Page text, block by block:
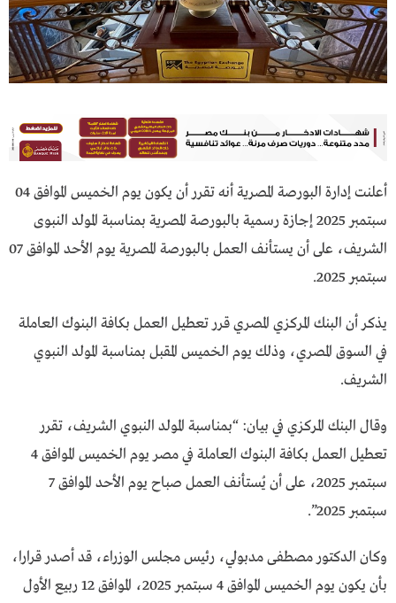
أعلنت إدارة البورصة المصرية أنه تقرر أن يكون يوم الخميس الموافق 04
سبتمبر 2025 إجازة رسمية بالبورصة المصرية بمناسبة المولد النبوى
الشريف، على أن يستأنف العمل بالبورصة المصرية يوم الأحد الموافق 07
سبتمبر 2025.
يذكر أن البنك المركزي المصري قرر تعطيل العمل بكافة البنوك العاملة
في السوق المصري، وذلك يوم الخميس المقبل بمناسبة المولد النبوي
الشريف.
وقال البنك المركزي في بيان: “بمناسبة المولد النبوي الشريف، تقرر
تعطيل العمل بكافة البنوك العاملة في مصر يوم الخميس الموافق 4
سبتمبر 2025، على أن يُستأنف العمل صباح يوم الأحد الموافق 7
سبتمبر 2025”.
وكان الدكتور مصطفى مدبولي، رئيس مجلس الوزراء، قد أصدر قرارا،
بأن يكون يوم الخميس الموافق 4 سبتمبر 2025، الموافق 12 ربيع الأول